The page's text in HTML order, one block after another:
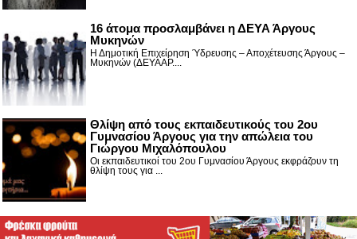
16 άτομα προσλαμβάνει η ΔΕΥΑ Άργους
Μυκηνών
Η Δημοτική Επιχείρηση Ύδρευσης – Αποχέτευσης Άργους –
Μυκηνών (ΔΕΥΑΑΡ....
Θλίψη από τους εκπαιδευτικούς του 2ου
Γυμνασίου Άργους για την απώλεια του
Γιώργου Μιχαλόπουλου
Οι εκπαιδευτικοί του 2ου Γυμνασίου Άργους εκφράζουν τη
θλίψη τους για ...